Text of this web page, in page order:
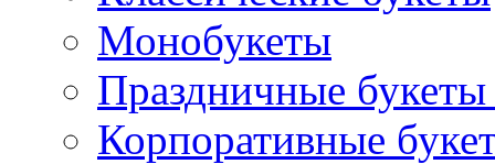
Монобукеты
Праздничные букеты
Корпоративные